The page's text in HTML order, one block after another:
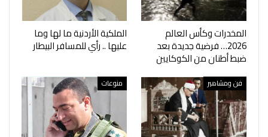
المخدرات وكأس العالم
2026… فرضية جديدة بعد
ضبط أطنان من الكوكايين
الملكية الأردنية ما لها وما
عليها .. رأي للمسافر البيطار
فن ومشاهير منوعات